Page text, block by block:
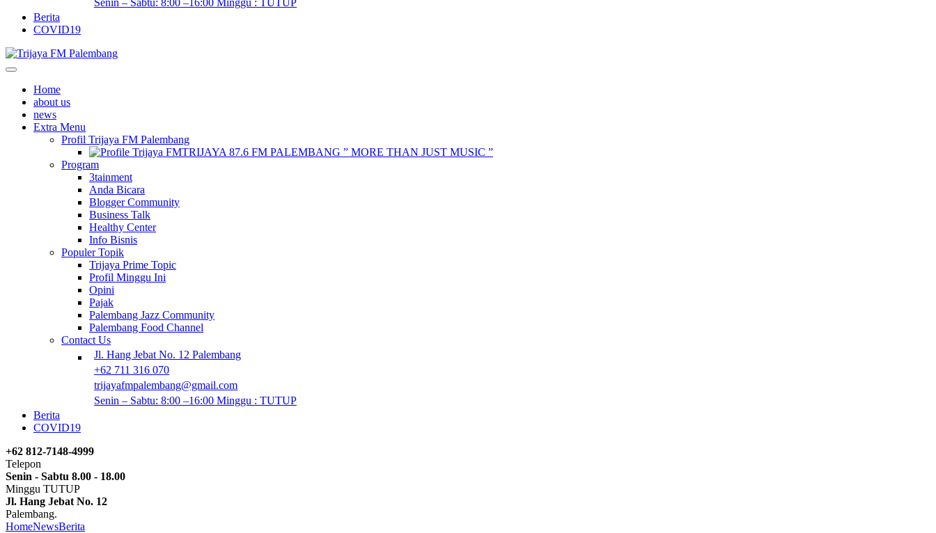
Senin – Sabtu: 8:00 –16:00 Minggu : TUTUP
Berita
COVID19
Home
about us
news
Extra Menu
Profil Trijaya FM Palembang
TRIJAYA 87.6 FM PALEMBANG ” MORE THAN JUST MUSIC ”
Program
3tainment
Anda Bicara
Blogger Community
Business Talk
Healthy Center
Info Bisnis
Populer Topik
Trijaya Prime Topic
Profil Minggu Ini
Opini
Pajak
Palembang Jazz Community
Palembang Food Channel
Contact Us
Jl. Hang Jebat No. 12 Palembang
+62 711 316 070
trijayafmpalembang@gmail.com
Senin – Sabtu: 8:00 –16:00 Minggu : TUTUP
Berita
COVID19
+62 812-7148-4999
Telepon
Senin - Sabtu 8.00 - 18.00
Minggu TUTUP
Jl. Hang Jebat No. 12
Palembang.
HomeNewsBerita